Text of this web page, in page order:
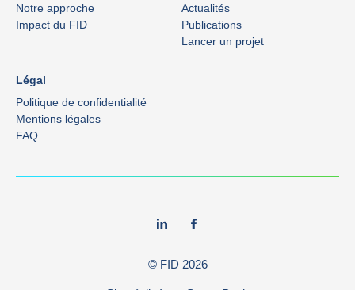
Notre approche
Impact du FID
Actualités
Publications
Lancer un projet
Légal
Politique de confidentialité
Mentions légales
FAQ
© FID 2026